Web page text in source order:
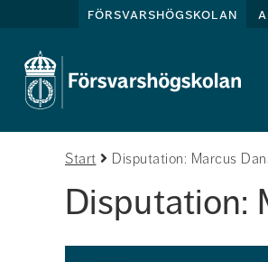
försvarshögskolan
Start Disputation: Marcus
Disputation: